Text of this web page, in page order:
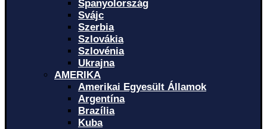
Spanyolország
Svájc
Szerbia
Szlovákia
Szlovénia
Ukrajna
AMERIKA
Amerikai Egyesült Államok
Argentína
Brazília
Kuba